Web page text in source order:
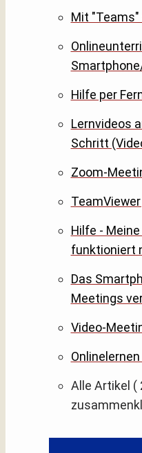
Mit
Hilfe per
Lernvideos
Schritt
Zoom-
Hilfe -
funktioniert
Das
Meetings
Video-
Alle Artikel (